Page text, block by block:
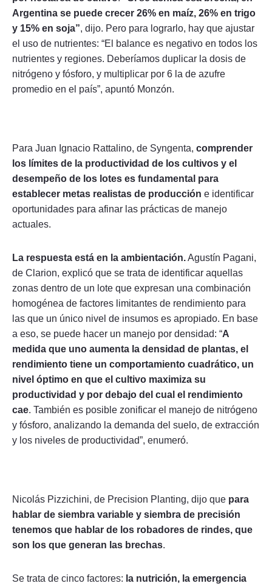
Argentina se puede crecer 26% en maíz, 26% en trigo
y 15% en soja”, dijo. Pero para lograrlo, hay que ajustar
el uso de nutrientes: “El balance es negativo en todos los
nutrientes y regiones. Deberíamos duplicar la dosis de
nitrógeno y fósforo, y multiplicar por 6 la de azufre
promedio en el país”, apuntó Monzón.
Para Juan Ignacio Rattalino, de Syngenta, comprender
los límites de la productividad de los cultivos y el
desempeño de los lotes es fundamental para
establecer metas realistas de producción e identificar
oportunidades para afinar las prácticas de manejo
actuales.
La respuesta está en la ambientación.Agustín Pagani,
de Clarion, explicó que se trata de identificar aquellas
zonas dentro de un lote que expresan una combinación
homogénea de factores limitantes de rendimiento para
las que un único nivel de insumos es apropiado. En base
a eso, se puede hacer un manejo por densidad: “A
medida que uno aumenta la densidad de plantas, el
rendimiento tiene un comportamiento cuadrático, un
nivel óptimo en que el cultivo maximiza su
productividad y por debajo del cual el rendimiento
cae. También es posible zonificar el manejo de nitrógeno
y fósforo, analizando la demanda del suelo, de extracción
y los niveles de productividad”, enumeró.
Nicolás Pizzichini, de Precision Planting, dijo que para
hablar de siembra variable y siembra de precisión
tenemos que hablar de los robadores de rindes, que
son los que generan las brechas.
Se trata de cinco factores: la nutrición, la emergencia